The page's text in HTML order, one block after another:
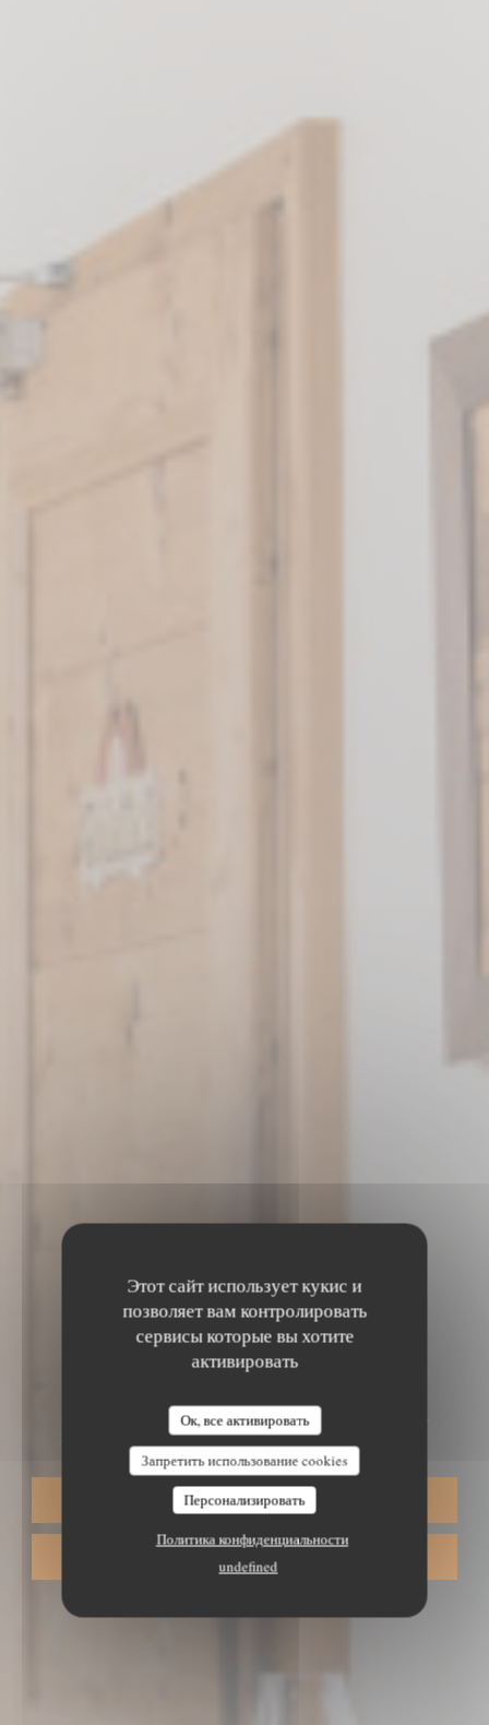
Этот сайт использует кукис и
позволяет вам контролировать
сервисы которые вы хотите
активировать
Ок, все активировать
Запретить использование cookies
Персонализировать
Политика конфиденциальности
undefined
АЛСАТСКИЙ ТРАДИЦИОННЫЙ РЕСТОРАН
PLOBSHEIM, STRASBOURG
AUBERGE DU MOULIN
ЗАБРОНИРОВАТЬ СТОЛИК